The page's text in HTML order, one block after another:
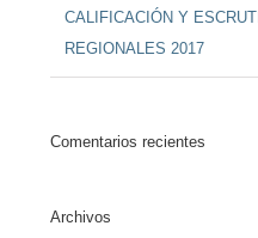
CALIFICACIÓN Y
REGIONALES 2017
Comentarios recientes
Archivos